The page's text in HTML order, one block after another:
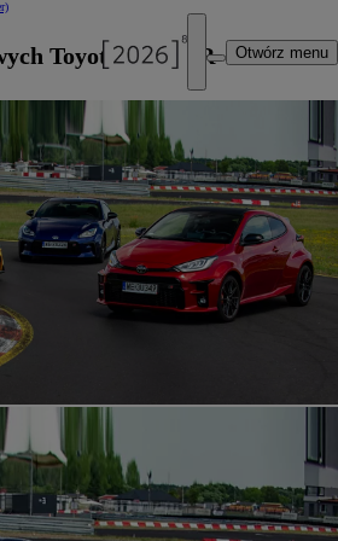
Otwórz menu
Toyot z linii GR